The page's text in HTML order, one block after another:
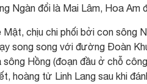
Ngàn đổi là Mai Lâm, Hoa Am
Mật, chịu chi phối bởi con sông
song song với đường Đoàn
sông Hồng (đoạn đầu ở chỗ
hoàng tử Linh Lang sau khi